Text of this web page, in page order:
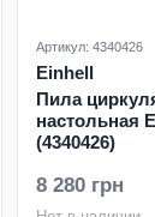
Артикул: 4340426
Einhell
Пила
настольная
(4340426)
8 280 грн